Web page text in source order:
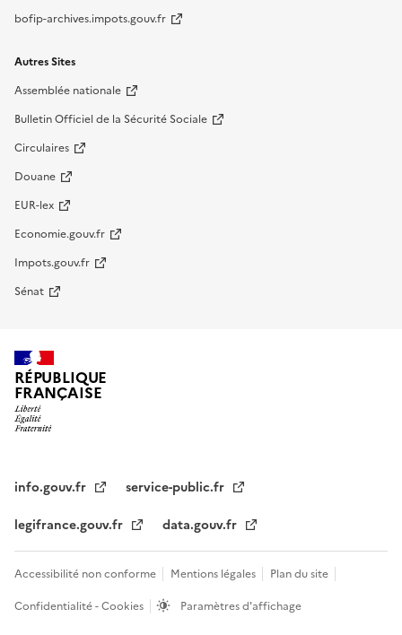
bofip-archives.impots.gouv.fr
Autres Sites
Assemblée nationale
Bulletin Officiel de la Sécurité Sociale
Circulaires
Douane
EUR-lex
Economie.gouv.fr
Impots.gouv.fr
Sénat
RÉPUBLIQUE
FRANÇAISE
info.gouv.fr
service-public.fr
legifrance.gouv.fr
data.gouv.fr
Accessibilité non conforme Mentions légales
Plan du site
Confidentialité - Cookies
Paramètres d'affichage